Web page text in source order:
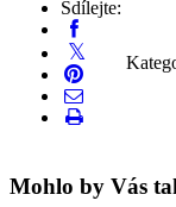
Sdílejte:
Mohlo by Vás